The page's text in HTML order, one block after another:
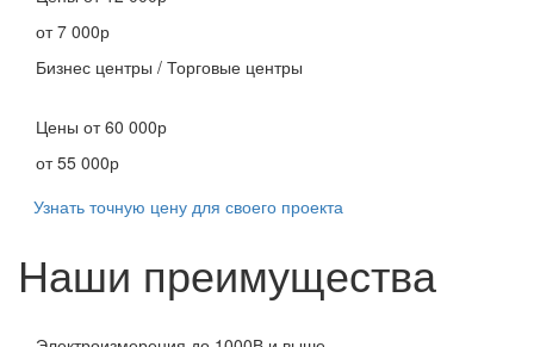
от 7 000р
Бизнес центры / Торговые центры
Цены от 60 000р
от 55 000р
Узнать точную цену для своего проекта
Наши преимущества